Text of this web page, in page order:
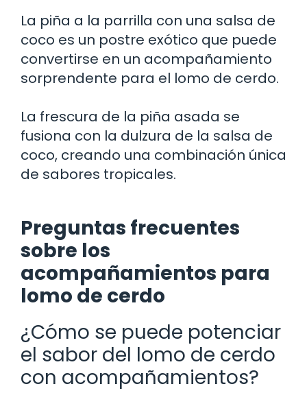
La piña a la parrilla con una salsa de
coco es un postre exótico que puede
convertirse en un acompañamiento
sorprendente para el lomo de cerdo.
La frescura de la piña asada se
fusiona con la dulzura de la salsa de
coco, creando una combinación única
de sabores tropicales.
Preguntas frecuentes
sobre los
acompañamientos para
lomo de cerdo
¿Cómo se puede potenciar
el sabor del lomo de cerdo
con acompañamientos?